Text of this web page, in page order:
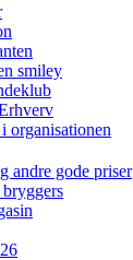
smiley
organisationen
andre gode priser